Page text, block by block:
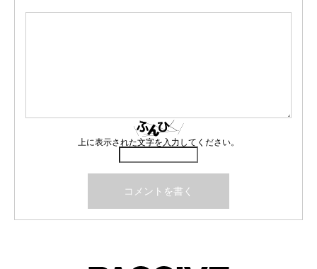
上に表示された文字を入力してください。